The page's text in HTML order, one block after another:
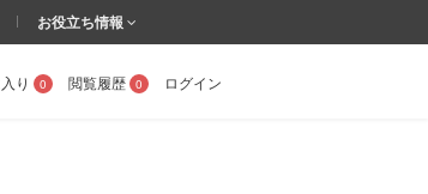
り 0 閲覧履歴 0 ログイン
お役立ち情報